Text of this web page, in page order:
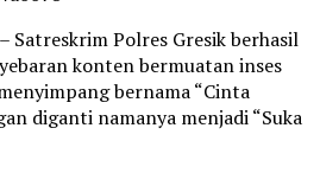
Satreskrim Polres Gresik berhasil
konten bermuatan inses
bernama “Cinta
diganti namanya menjadi “Suka